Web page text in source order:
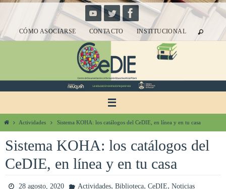
contenidoCÓMO ASOCIARSE CONTACTO INSTITUCIONAL
InicioActividades Sistema KOHA: los catálogos del CeDIE, en línea y en tu casa
Sistema KOHA: los catálogos del
CeDIE, en línea y en tu casa
28 agosto, 2020 Actividades, Biblioteca, CeDIE, Noticias